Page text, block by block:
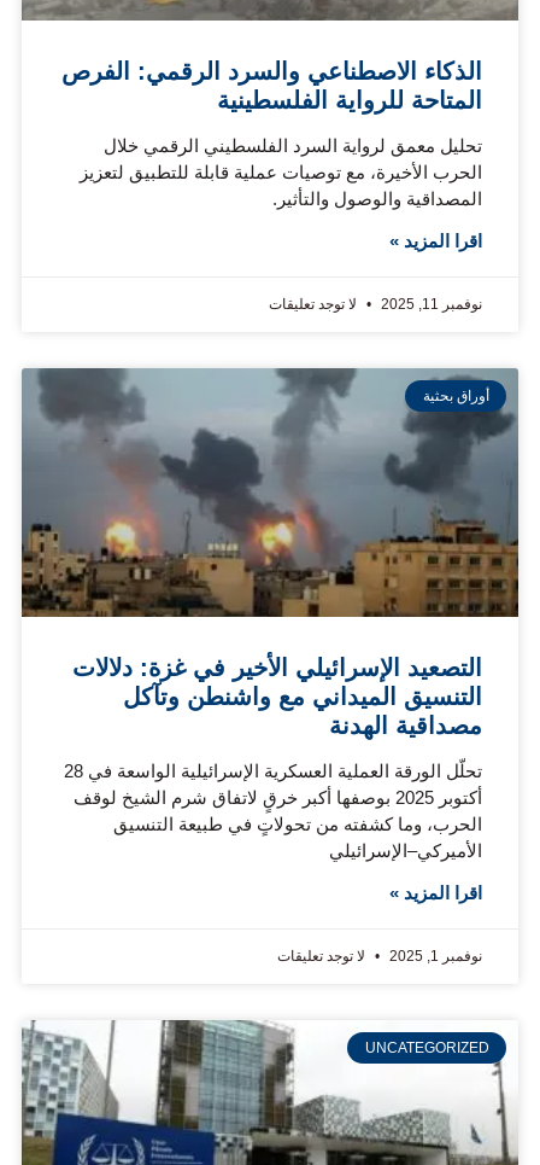
الذكاء الاصطناعي والسرد الرقمي: الفرص
المتاحة للرواية الفلسطينية
تحليل معمق لرواية السرد الفلسطيني الرقمي خلال
الحرب الأخيرة، مع توصيات عملية قابلة للتطبيق لتعزيز
المصداقية والوصول والتأثير.
اقرا المزيد »
نوفمبر 11, 2025 لا توجد تعليقات
أوراق بحثية
التصعيد الإسرائيلي الأخير في غزة: دلالات
التنسيق الميداني مع واشنطن وتآكل
مصداقية الهدنة
تحلّل الورقة العملية العسكرية الإسرائيلية الواسعة في 28
أكتوبر 2025 بوصفها أكبر خرقٍ لاتفاق شرم الشيخ لوقف
الحرب، وما كشفته من تحولاتٍ في طبيعة التنسيق
الأميركي–الإسرائيلي
اقرا المزيد »
نوفمبر 1, 2025 لا توجد تعليقات
UNCATEGORIZED